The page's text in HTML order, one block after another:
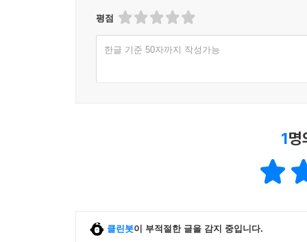
평점
한글 기준 50자까지 작성가능
1명
클린봇이 부적절한 글을 감지 중입니다.